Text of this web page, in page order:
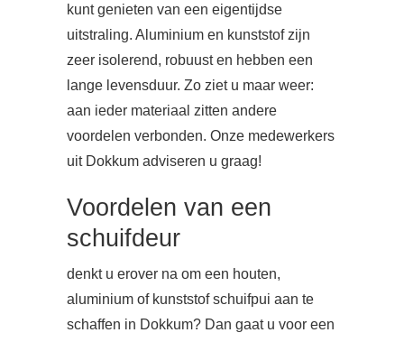
kunt genieten van een eigentijdse
uitstraling. Aluminium en kunststof zijn
zeer isolerend, robuust en hebben een
lange levensduur. Zo ziet u maar weer:
aan ieder materiaal zitten andere
voordelen verbonden. Onze medewerkers
uit Dokkum adviseren u graag!
Voordelen van een
schuifdeur
denkt u erover na om een houten,
aluminium of kunststof schuifpui aan te
schaffen in Dokkum? Dan gaat u voor een